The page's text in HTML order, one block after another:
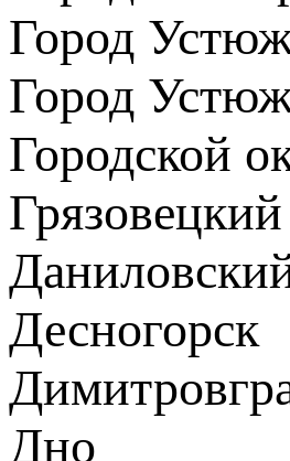
Город
Город
Городской
Десногорск
Дно